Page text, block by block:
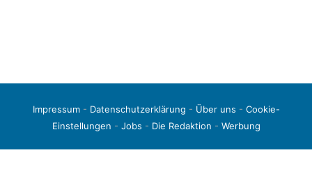
Impressum- Datenschutzerklärung - Über uns - Cookie-
Einstellungen - Jobs - Die Redaktion - Werbung